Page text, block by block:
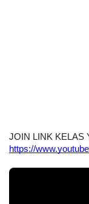
JOIN LINK KELAS
https://